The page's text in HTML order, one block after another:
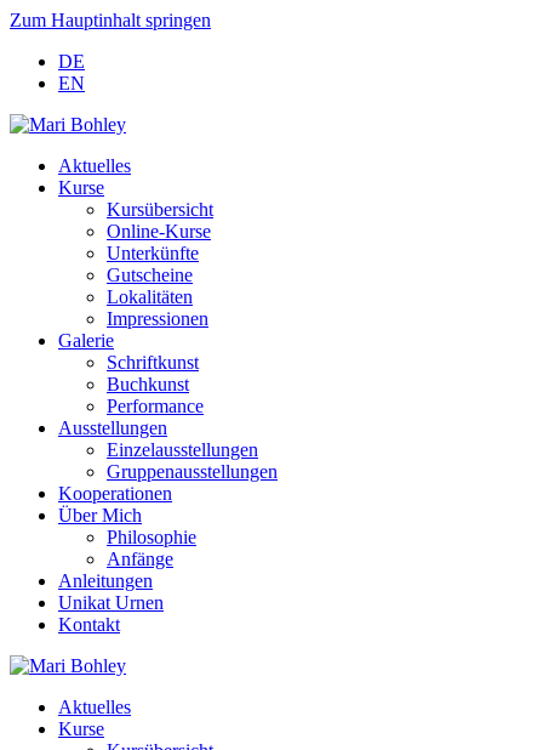
Zum Hauptinhalt springen
DE
EN
Aktuelles
Kurse
Kursübersicht
Online-Kurse
Unterkünfte
Gutscheine
Lokalitäten
Impressionen
Galerie
Schriftkunst
Buchkunst
Performance
Ausstellungen
Einzelausstellungen
Gruppenausstellungen
Kooperationen
Über Mich
Philosophie
Anfänge
Anleitungen
Unikat Urnen
Kontakt
Aktuelles
Kurse